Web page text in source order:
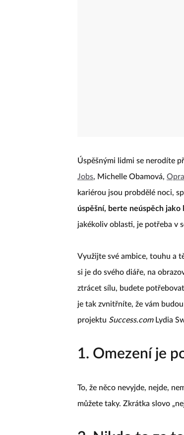
Úspěšnými lidmi se nerodíte
Jobs, Michelle Obamová,
kariérou jsou probdělé noci,
úspěšní, berte neúspěch jako
jakékoliv oblasti, je potřeba v
Využijte své ambice, touhu a
si je do svého diáře, na
ztrácet sílu, budete
je tak zvnitřníte, že vám
projektu Success.comLydia
1. Omezení je
To, že něco nevyjde, nejde,
můžete taky. Zkrátka slovo